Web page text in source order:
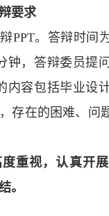
要求
PPT。答辩时间
钟，答辩委员提
内容包括毕业设
存在的困难、问
重视，认真开
。